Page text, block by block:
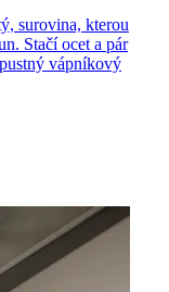
surovina, kterou
Stačí ocet a pár
vápníkový